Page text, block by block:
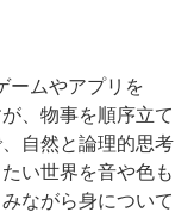
ームやアプリを
、物事を順序立て
自然と論理的思考
い世界を音や色も
ながら身について